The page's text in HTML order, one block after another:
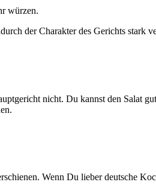
wür­zen.
der Cha­rak­ter des Gerichts stark
nicht. Du kannst den Salat
Wenn Du lie­ber deut­sche